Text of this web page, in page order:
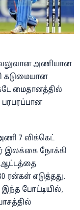
அணியான
கடுமையான
மைதானத்தில்
7 விக்கெட்
இலக்கை நோக்கி
ஆட்டத்தை
ரன்கள் எடுத்தது.
போட்டியில்,